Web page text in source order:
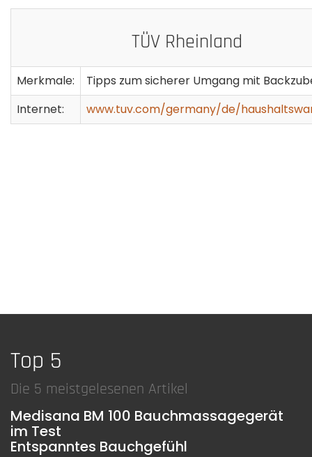
TÜV Rheinland
Merkmale:
Tipps zum sicherer Umgang mit
Internet:
www.tuv.com/germany/de/
Top 5
Die 5 meistgelesenen Artikel
Medisana BM 100 Bauchmassagegerät
im Test
Entspanntes Bauchgefühl